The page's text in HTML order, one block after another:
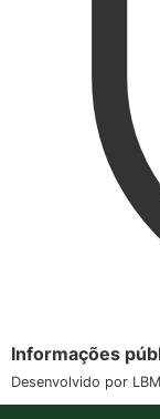
Informações
Desenvolvido por